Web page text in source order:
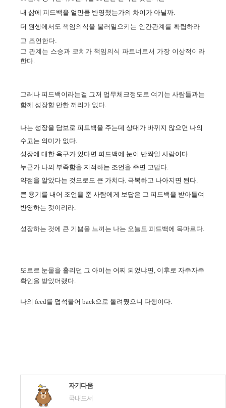
내 삶에 피드백을 얼만큼 반영했는가의 차이가 아닐까.
더 원씽에서도 책임의식을 불러일으키는 인간관계를 확립하라
고 조언한다.
그 관계는 스승과 코치가 책임의식 파트너로서 가장 이상적이라
한다.
그러나 피드백이라는걸 그저 업무체크정도로 여기는 사람들과는
함께 성장할 만한 꺼리가 없다.
나는 성장을 담보로 피드백을 주는데 상대가 바뀌지 않으면 나의
수고는 의미가 없다.
성장에 대한 욕구가 있다면 피드백에 눈이 반짝일 사람이다.
누군가 나의 부족함을 지적하는 조언을 주면 고맙다.
약점을 알았다는 것으로도 큰 가치다. 극복하고 나아지면 된다.
큰 용기를 내어 조언을 준 사람에게 보답은 그 피드백을 받아들여
반영하는 것이리라.
성장하는 것에 큰 기쁨을 느끼는 나는 오늘도 피드백에 목마르다.
또르르 눈물을 흘리던 그 아이는 어찌 되었냐면, 이후로 자주자주
확인을 받았더랬다.
나의 feed를 덥석물어 back으로 돌려줬으니 다행이다.
자기다움
국내도서